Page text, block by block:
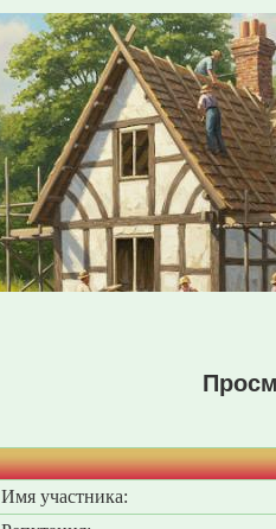
Имя участника: